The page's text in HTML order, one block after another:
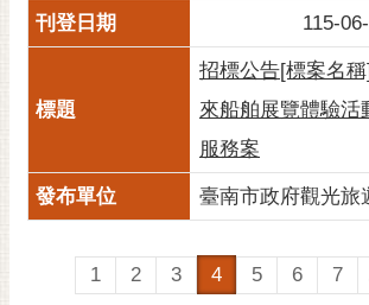
115-
招標公告[標案名
來船舶展覽體驗活
服務案
臺南市政府觀光旅
1 2 3 4 5 6 7